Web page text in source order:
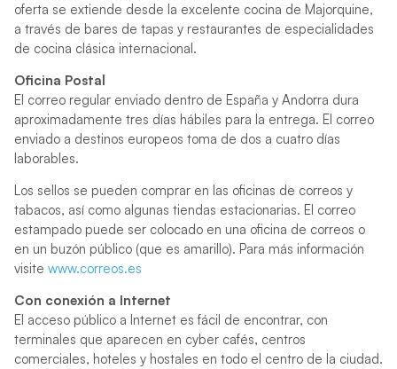
oferta se extiende desde la excelente cocina de Majorquine,
a través de bares de tapas y restaurantes de especialidades
de cocina clásica internacional.
Oficina Postal
El correo regular enviado dentro de España y Andorra dura
aproximadamente tres días hábiles para la entrega. El correo
enviado a destinos europeos toma de dos a cuatro días
laborables.
Los sellos se pueden comprar en las oficinas de correos y
tabacos, así como algunas tiendas estacionarias. El correo
estampado puede ser colocado en una oficina de correos o
en un buzón público (que es amarillo). Para más información
visite www.correos.es
Con conexión a Internet
El acceso público a Internet es fácil de encontrar, con
terminales que aparecen en cyber cafés, centros
comerciales, hoteles y hostales en todo el centro de la ciudad.